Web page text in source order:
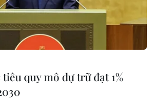
quy mô dự trữ đạt 1%